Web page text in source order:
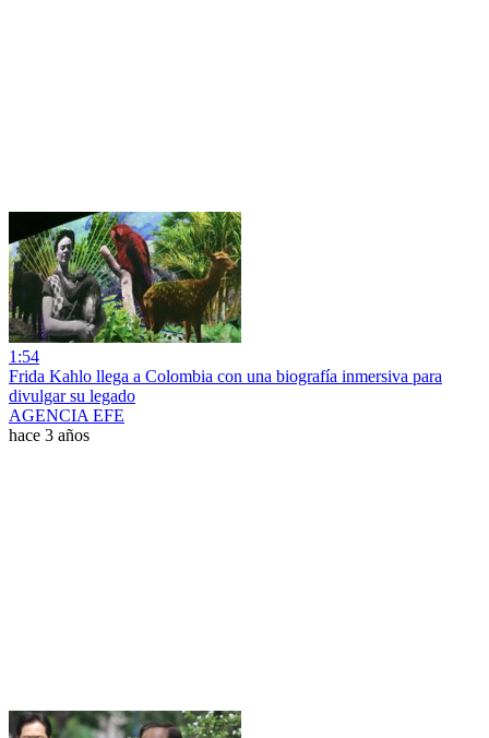
1:54
Frida Kahlo llega a Colombia con una biografía inmersiva para
divulgar su legado
AGENCIA EFE
hace 3 años